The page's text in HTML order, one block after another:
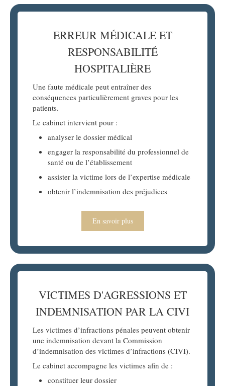
ERREUR MÉDICALE ET
RESPONSABILITÉ
HOSPITALIÈRE
Une faute médicale peut entraîner des
conséquences particulièrement graves pour les
patients.
Le cabinet intervient pour :
analyser le dossier médical
engager la responsabilité du professionnel de
santé ou de l’établissement
assister la victime lors de l’expertise médicale
obtenir l’indemnisation des préjudices
En savoir plus
VICTIMES D'AGRESSIONS ET
INDEMNISATION PAR LA CIVI
Les victimes d’infractions pénales peuvent obtenir
une indemnisation devant la Commission
d’indemnisation des victimes d’infractions (CIVI).
Le cabinet accompagne les victimes afin de :
constituer leur dossier